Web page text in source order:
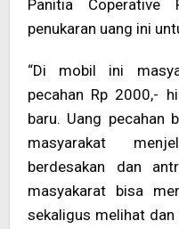
Panitia Coperative
penukaran uang ini
“Di mobil ini
pecahan Rp 2000,-
baru. Uang pecahan
masyarakat
berdesakan dan
masyakarat bisa
sekaligus melihat dan